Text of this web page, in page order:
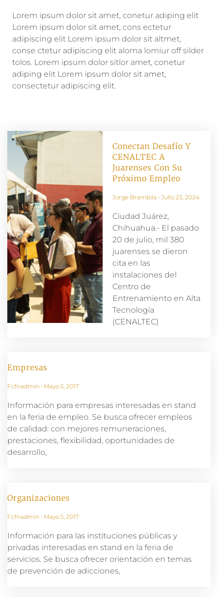
Lorem ipsum dolor sit amet, conetur adiping elit
Lorem ipsum dolor sit amet, cons ectetur
adipiscing elit Lorem ipsum dolor sit altmet,
conse ctetur adipiscing elit aloma lomiur off silder
tolos. Lorem ipsum dolor sitlor amet, conetur
adiping elit Lorem ipsum dolor sit amet,
consectetur adipiscing elit.
Conectan Desafío Y
CENALTEC A
Juarenses Con Su
Próximo Empleo
Jorge Brambila Julio 23, 2024
Ciudad Juárez,
Chihuahua.- El pasado
20 de julio, mil 380
juarenses se dieron
cita en las
instalaciones del
Centro de
Entrenamiento en Alta
Tecnología
(CENALTEC)
Empresas
Fcfnadmin Mayo 5, 2017
Información para empresas interesadas en stand
en la feria de empleo. Se busca ofrecer empleos
de calidad: con mejores remuneraciones,
prestaciones, flexibilidad, oportunidades de
desarrollo,
Organizaciones
Fcfnadmin Mayo 5, 2017
Información para las instituciones públicas y
privadas interesadas en stand en la feria de
servicios. Se busca ofrecer orientación en temas
de prevención de adicciones,